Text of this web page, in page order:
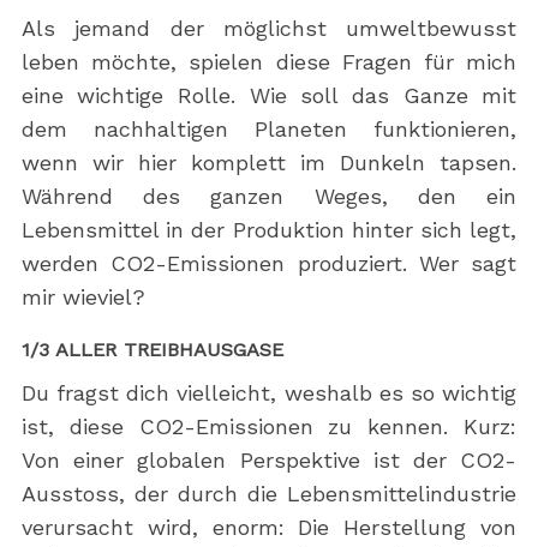
Als jemand der möglichst umweltbewusst
leben möchte, spielen diese Fragen für mich
eine wichtige Rolle. Wie soll das Ganze mit
dem nachhaltigen Planeten funktionieren,
wenn wir hier komplett im Dunkeln tapsen.
Während des ganzen Weges, den ein
Lebensmittel in der Produktion hinter sich legt,
werden CO2-Emissionen produziert. Wer sagt
mir wieviel?
1/3 ALLER TREIBHAUSGASE
Du fragst dich vielleicht, weshalb es so wichtig
ist, diese CO2-Emissionen zu kennen. Kurz:
Von einer globalen Perspektive ist der CO2-
Ausstoss, der durch die Lebensmittelindustrie
verursacht wird, enorm: Die Herstellung von